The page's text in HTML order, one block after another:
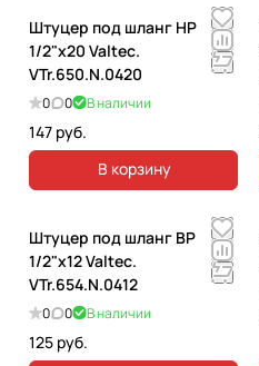
Штуцер под шланг НР
1/2"х20 Valtec.
VTr.650.N.0420
0 0 В наличии
147 руб.
В корзину
Штуцер под шланг ВР
1/2"х12 Valtec.
VTr.654.N.0412
0 0 В наличии
125 руб.